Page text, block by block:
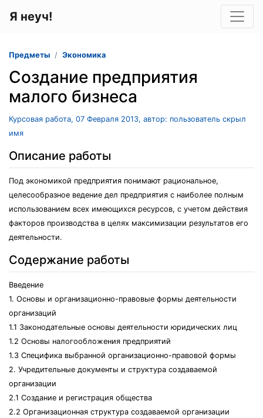
Я неуч!
Предметы Экономика
Создание предприятия
малого бизнеса
Курсовая работа, 07 Февраля 2013, автор: пользователь скрыл
имя
Описание работы
Под экономикой предприятия понимают рациональное,
целесообразное ведение дел предприятия с наиболее полным
использованием всех имеющихся ресурсов, с учетом действия
факторов производства в целях максимизации результатов его
деятельности.
Содержание работы
Введение
1. Основы и организационно-правовые формы деятельности
организаций
1.1 Законодательные основы деятельности юридических лиц
1.2 Основы налогообложения предприятий
1.3 Специфика выбранной организационно-правовой формы
2. Учредительные документы и структура создаваемой
организации
2.1 Создание и регистрация общества
2.2 Организационная структура создаваемой организации